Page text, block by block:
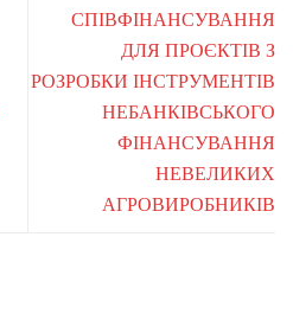
СПІВФІНАНСУВАННЯ
ДЛЯ ПРОЄКТІВ З
РОЗРОБКИ ІНСТРУМЕНТІВ
НЕБАНКІВСЬКОГО
ФІНАНСУВАННЯ
НЕВЕЛИКИХ
АГРОВИРОБНИКІВ